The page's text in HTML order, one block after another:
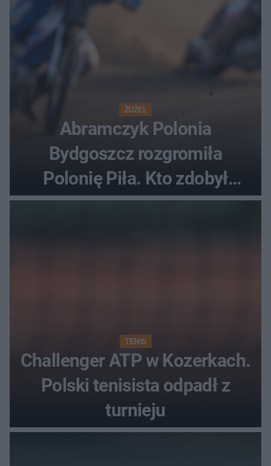
ŻUŻEL
Abramczyk Polonia
Bydgoszcz rozgromiła
Polonię Piła. Kto zdobył
najwięcej punktów?
TENIS
Challenger ATP w Kozerkach.
Polski tenisista odpadł z
turnieju